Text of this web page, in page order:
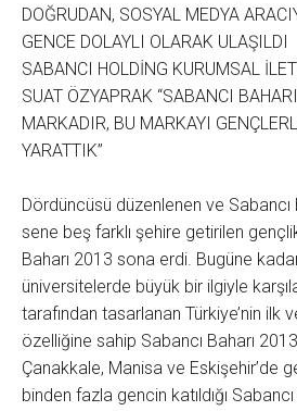
DOĞRUDAN, SOSYAL MEDYA
GENCE DOLAYLI OLARAK ULAŞILDI
SABANCI HOLDİNG KURUMSAL
SUAT ÖZYAPRAK “SABANCI
MARKADIR, BU MARKAYI
YARATTIK”
Dördüncüsü düzenlenen ve
sene beş farklı şehire getirilen
Baharı 2013 sona erdi. Bugüne
üniversitelerde büyük bir ilgiyle
tarafından tasarlanan Türkiye’nin ilk
özelliğine sahip Sabancı Baharı
Çanakkale, Manisa ve Eskişehir’de
binden fazla gencin katıldığı